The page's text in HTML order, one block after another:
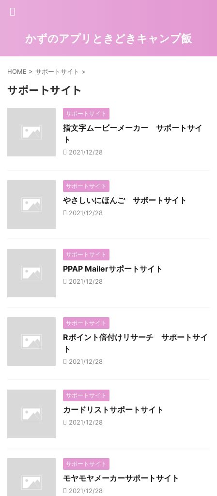
かずのアプリときどきキャンプ飯
HOME > サポートサイト >
サポートサイト
サポートサイト
指文字ムービーメーカー サポートサイ
ト
2021/12/28
サポートサイト
やさしいにほんご サポートサイト
2021/12/28
サポートサイト
PPAP Mailerサポートサイト
2021/12/28
サポートサイト
Rポイント倍付けリサーチ サポートサイ
ト
2021/12/28
サポートサイト
カードリストサポートサイト
2021/12/28
サポートサイト
モヤモヤメーカーサポートサイト
2021/12/28